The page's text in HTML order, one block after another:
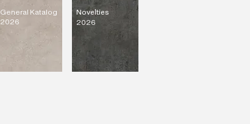
General Katalog
2026
Novelties
2026